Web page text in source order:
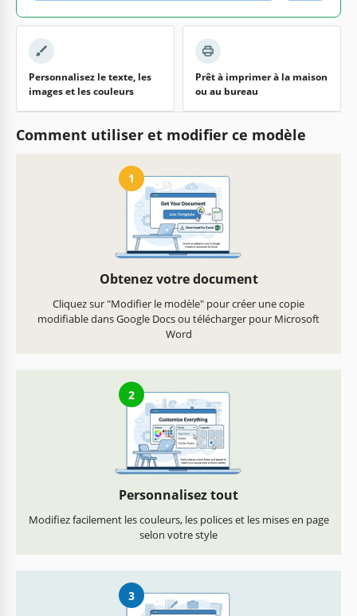
Personnalisez le texte, les
images et les couleurs
Prêt à imprimer à la maison
ou au bureau
Comment utiliser et modifier ce modèle
1
Obtenez votre document
Cliquez sur "Modifier le modèle" pour créer une copie
modifiable dans Google Docs ou télécharger pour Microsoft
Word
2
Personnalisez tout
Modifiez facilement les couleurs, les polices et les mises en page
selon votre style
3